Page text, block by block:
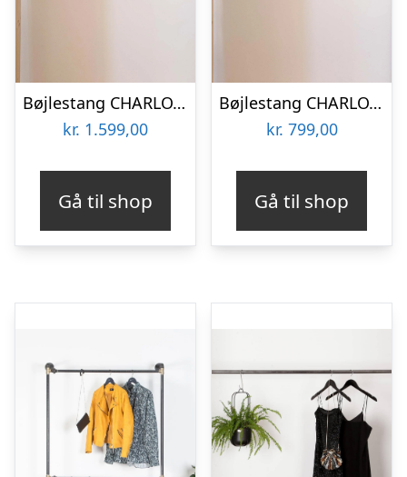
Bøjlestang CHARLOTTE sort med messing med hylde – Bestil på specialmål
kr. 1.599,00
Gå til shop
Bøjlestang CHARLOTTE sølv – bestil på specialmål
kr. 799,00
Gå til shop